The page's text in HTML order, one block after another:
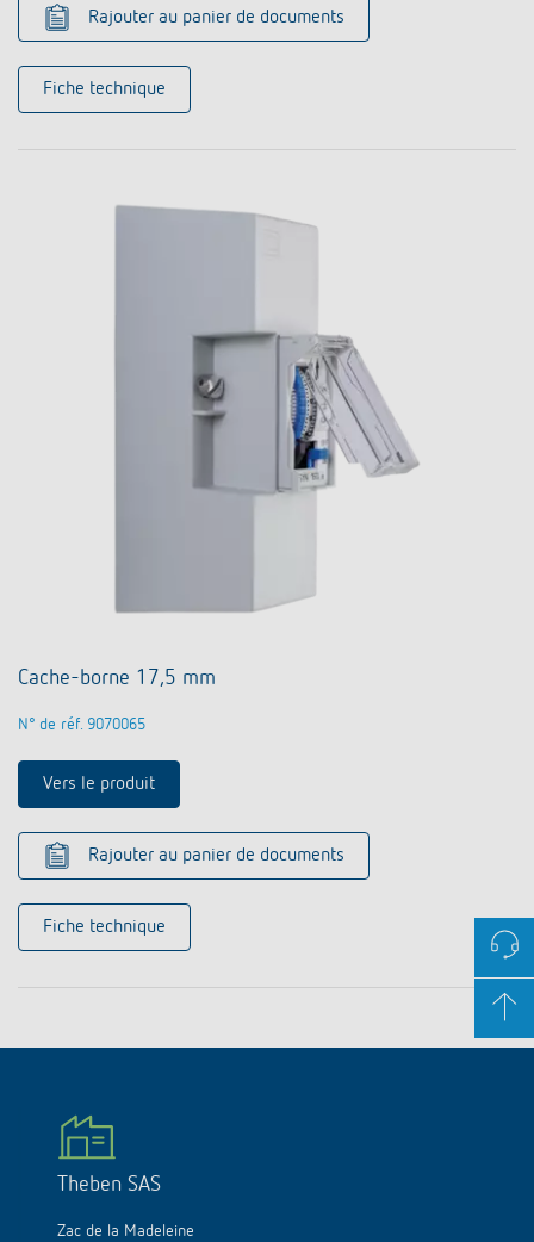
Rajouter au panier de documents
Fiche technique
Cache-borne 17,5 mm
N° de réf. 9070065
Vers le produit
Rajouter au panier de documents
Fiche technique
Theben SAS
Zac de la Madeleine